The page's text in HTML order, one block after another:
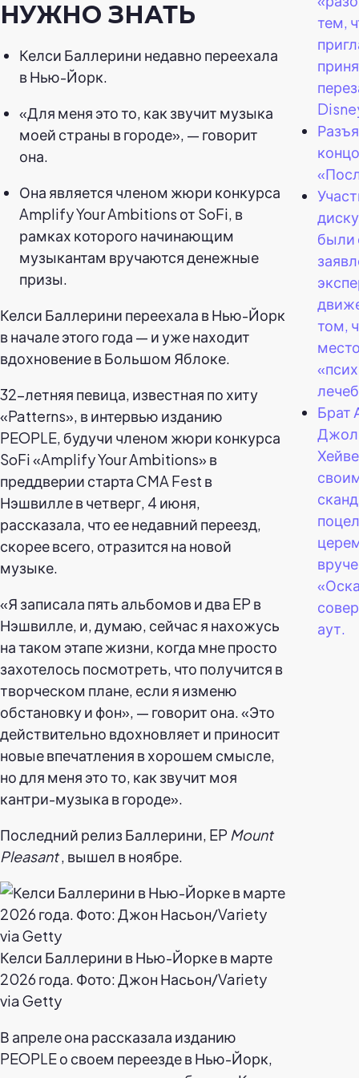
НУЖНО ЗНАТЬ
Келси Баллерини недавно переехала
в Нью-Йорк.
«Для меня это то, как звучит музыка
моей страны в городе», — говорит
она.
Она является членом жюри конкурса
Amplify Your Ambitions от SoFi, в
рамках которого начинающим
музыкантам вручаются денежные
призы.
Келси Баллерини переехала в Нью-Йорк
в начале этого года — и уже находит
вдохновение в Большом Яблоке.
32-летняя певица, известная по хиту
«Patterns», в интервью изданию
PEOPLE, будучи членом жюри конкурса
SoFi «Amplify Your Ambitions» в
преддверии старта CMA Fest в
Нэшвилле в четверг, 4 июня,
рассказала, что ее недавний переезд,
скорее всего, отразится на новой
музыке.
«Я записала пять альбомов и два EP в
Нэшвилле, и, думаю, сейчас я нахожусь
на таком этапе жизни, когда мне просто
захотелось посмотреть, что получится в
творческом плане, если я изменю
обстановку и фон», — говорит она. «Это
действительно вдохновляет и приносит
новые впечатления в хорошем смысле,
но для меня это то, как звучит моя
кантри-музыка в городе».
Последний релиз Баллерини, EP Mount
Pleasant, вышел в ноябре.
Келси Баллерини в Нью-Йорке в марте
2026 года. Фото: Джон Насьон/Variety
via Getty
В апреле она рассказала изданию
PEOPLE о своем переезде в Нью-Йорк,
тем,
были
том,
Брат
аут.